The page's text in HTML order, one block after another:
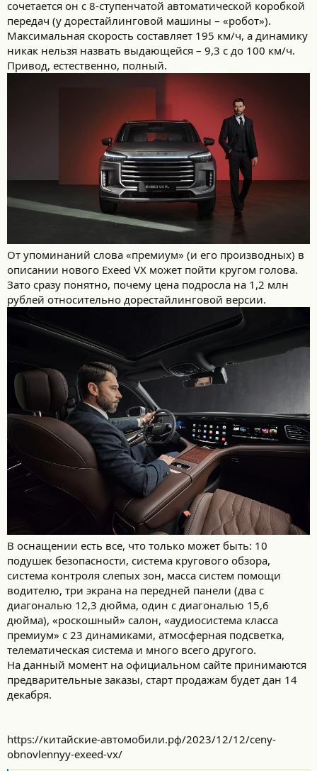
сочетается он с 8-ступенчатой автоматической коробкой
передач (у дорестайлинговой машины – «робот»).
Максимальная скорость составляет 195 км/ч, а динамику
никак нельзя назвать выдающейся – 9,3 с до 100 км/ч.
Привод, естественно, полный.
От упоминаний слова «премиум» (и его производных) в
описании нового Exeed VX может пойти кругом голова.
Зато сразу понятно, почему цена подросла на 1,2 млн
рублей относительно дорестайлинговой версии.
В оснащении есть все, что только может быть: 10
подушек безопасности, система кругового обзора,
система контроля слепых зон, масса систем помощи
водителю, три экрана на передней панели (два с
диагональю 12,3 дюйма, один с диагональю 15,6
дюйма), «роскошный» салон, «аудиосистема класса
премиум» с 23 динамиками, атмосферная подсветка,
телематическая система и много всего другого.
На данный момент на официальном сайте принимаются
предварительные заказы, старт продажам будет дан 14
декабря.
https://китайские-автомобили.рф/2023/12/12/ceny-
obnovlennyy-exeed-vx/